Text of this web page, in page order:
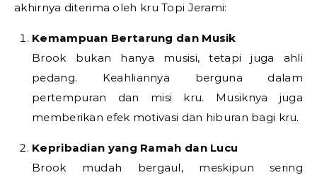
akhirnya diterima oleh kru Topi Jerami:
Kemampuan Bertarung dan Musik
Brook bukan hanya musisi, tetapi juga ahli
pedang. Keahliannya berguna dalam
pertempuran dan misi kru. Musiknya juga
memberikan efek motivasi dan hiburan bagi kru.
Kepribadian yang Ramah dan Lucu
Brook mudah bergaul, meskipun sering